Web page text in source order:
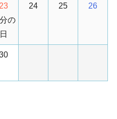
23
の
日
24 25 26